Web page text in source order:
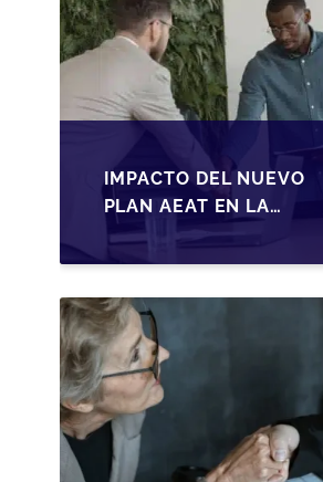
IMPACTO DEL NUEVO
PLAN AEAT EN LA
TRANSMISIÓN DE
PYMES ESPAÑOLAS